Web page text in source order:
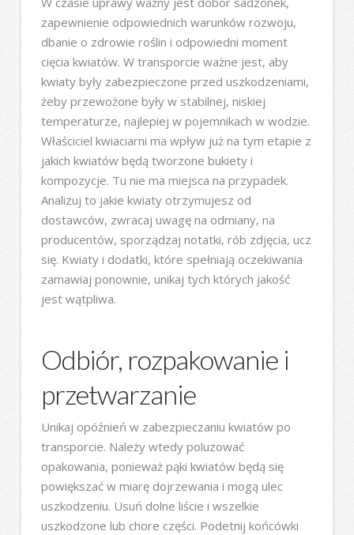
zapewnienie odpowiednich warunków rozwoju,
dbanie o zdrowie roślin i odpowiedni moment
cięcia kwiatów. W transporcie ważne jest, aby
kwiaty były zabezpieczone przed uszkodzeniami,
żeby przewożone były w stabilnej, niskiej
temperaturze, najlepiej w pojemnikach w wodzie.
Właściciel kwiaciarni ma wpływ już na tym etapie z
jakich kwiatów będą tworzone bukiety i
kompozycje. Tu nie ma miejsca na przypadek.
Analizuj to jakie kwiaty otrzymujesz od
dostawców, zwracaj uwagę na odmiany, na
producentów, sporządzaj notatki, rób zdjęcia, ucz
się. Kwiaty i dodatki, które spełniają oczekiwania
zamawiaj ponownie, unikaj tych których jakość
jest wątpliwa.
Odbiór, rozpakowanie i
przetwarzanie
Unikaj opóźnień w zabezpieczaniu kwiatów po
transporcie. Należy wtedy poluzować
opakowania, ponieważ pąki kwiatów będą się
powiększać w miarę dojrzewania i mogą ulec
uszkodzeniu. Usuń dolne liście i wszelkie
uszkodzone lub chore części. Podetnij końcówki